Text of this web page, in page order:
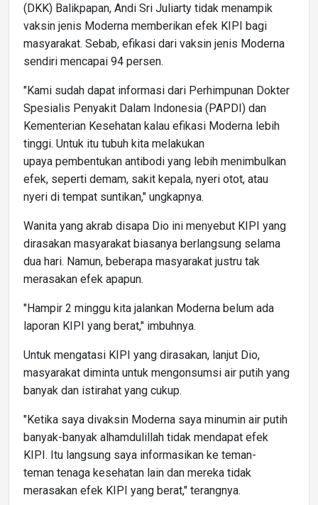
(DKK) Balikpapan, Andi Sri Juliarty tidak menampik
vaksin jenis Moderna memberikan efek KIPI bagi
masyarakat. Sebab, efikasi dari vaksin jenis Moderna
sendiri mencapai 94 persen.
"Kami sudah dapat informasi dari Perhimpunan Dokter
Spesialis Penyakit Dalam Indonesia (PAPDI) dan
Kementerian Kesehatan kalau efikasi Moderna lebih
tinggi. Untuk itu tubuh kita melakukan
upaya pembentukan antibodi yang lebih menimbulkan
efek, seperti demam, sakit kepala, nyeri otot, atau
nyeri di tempat suntikan," ungkapnya.
Wanita yang akrab disapa Dio ini menyebut KIPI yang
dirasakan masyarakat biasanya berlangsung selama
dua hari. Namun, beberapa masyarakat justru tak
merasakan efek apapun.
"Hampir 2 minggu kita jalankan Moderna belum ada
laporan KIPI yang berat," imbuhnya.
Untuk mengatasi KIPI yang dirasakan, lanjut Dio,
masyarakat diminta untuk mengonsumsi air putih yang
banyak dan istirahat yang cukup.
"Ketika saya divaksin Moderna saya minumin air putih
banyak-banyak alhamdulillah tidak mendapat efek
KIPI. Itu langsung saya informasikan ke teman-
teman tenaga kesehatan lain dan mereka tidak
merasakan efek KIPI yang berat," terangnya.